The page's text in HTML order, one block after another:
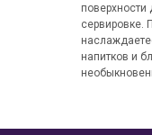
поверхности
сервировке.
напитков и